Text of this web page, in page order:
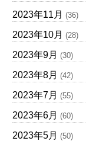
2023年11月 (36)
2023年10月 (28)
2023年9月 (30)
2023年8月 (42)
2023年7月 (55)
2023年6月 (60)
2023年5月 (50)